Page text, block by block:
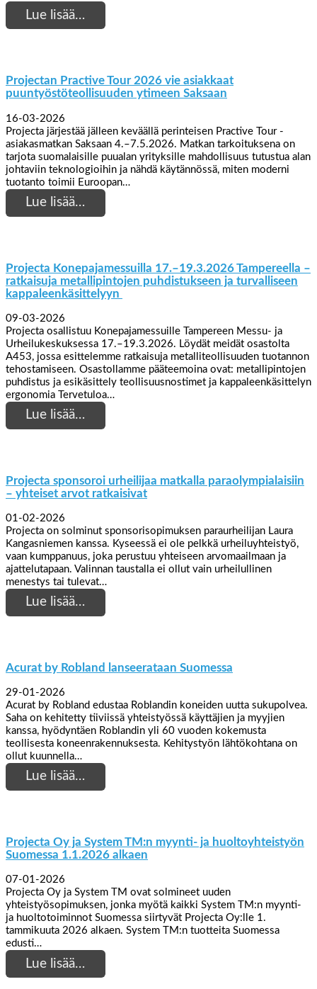
Lue lisää…
Projectan Practive Tour 2026 vie asiakkaat
puuntyöstöteollisuuden ytimeen Saksaan
16-03-2026
Projecta järjestää jälleen keväällä perinteisen Practive Tour -
asiakasmatkan Saksaan 4.–7.5.2026. Matkan tarkoituksena on
tarjota suomalaisille puualan yrityksille mahdollisuus tutustua alan
johtaviin teknologioihin ja nähdä käytännössä, miten moderni
tuotanto toimii Euroopan…
Lue lisää…
Projecta Konepajamessuilla 17.–19.3.2026 Tampereella –
ratkaisuja metallipintojen puhdistukseen ja turvalliseen
kappaleenkäsittelyyn
09-03-2026
Projecta osallistuu Konepajamessuille Tampereen Messu- ja
Urheilukeskuksessa 17.–19.3.2026. Löydät meidät osastolta
A453, jossa esittelemme ratkaisuja metalliteollisuuden tuotannon
tehostamiseen. Osastollamme pääteemoina ovat: metallipintojen
puhdistus ja esikäsittely teollisuusnostimet ja kappaleenkäsittelyn
ergonomia Tervetuloa…
Lue lisää…
Projecta sponsoroi urheilijaa matkalla paraolympialaisiin
– yhteiset arvot ratkaisivat
01-02-2026
Projecta on solminut sponsorisopimuksen paraurheilijan Laura
Kangasniemen kanssa. Kyseessä ei ole pelkkä urheiluyhteistyö,
vaan kumppanuus, joka perustuu yhteiseen arvomaailmaan ja
ajattelutapaan. Valinnan taustalla ei ollut vain urheilullinen
menestys tai tulevat…
Lue lisää…
Acurat by Robland lanseerataan Suomessa
29-01-2026
Acurat by Robland edustaa Roblandin koneiden uutta sukupolvea.
Saha on kehitetty tiiviissä yhteistyössä käyttäjien ja myyjien
kanssa, hyödyntäen Roblandin yli 60 vuoden kokemusta
teollisesta koneenrakennuksesta. Kehitystyön lähtökohtana on
ollut kuunnella…
Lue lisää…
Projecta Oy ja System TM:n myynti- ja huoltoyhteistyön
Suomessa 1.1.2026 alkaen
07-01-2026
Projecta Oy ja System TM ovat solmineet uuden
yhteistyösopimuksen, jonka myötä kaikki System TM:n myynti-
ja huoltotoiminnot Suomessa siirtyvät Projecta Oy:lle 1.
tammikuuta 2026 alkaen. System TM:n tuotteita Suomessa
edusti…
Lue lisää…